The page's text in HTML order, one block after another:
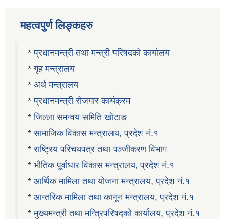
महत्वपुर्ण लिङ्कहरु
*प्रधानमन्त्री तथा मन्त्री परिषदको कार्यालय
*गृह मन्त्रालय
* अर्थ मन्त्रालय
*प्रधानमन्त्री रोजगार कार्यक्रम
*जिल्ला समन्वय समिति खोटाङ
*सामाजिक विकास मन्त्रालय, प्रदेश नं.१
*राष्ट्रिय परिचयपत्र तथा पञ्जीकरण विभाग
* भौतिक पूर्वाधार विकास मन्त्रालय, प्रदेश नं.१
* आर्थिक मामिला तथा योजना मन्त्रालय, प्रदेश नं.१
* आन्तरिक मामिला तथा कानून मन्त्रालय, प्रदेश नं.१
*मुख्यमन्त्री तथा मन्त्रिपरिषदको कार्यालय, प्रदेश नं.१